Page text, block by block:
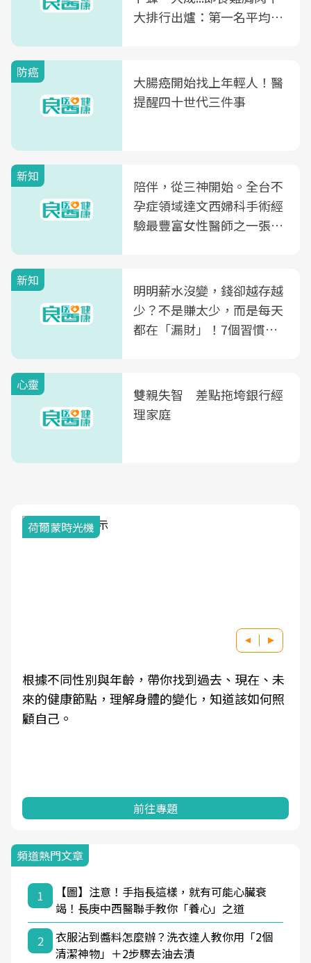
大排行出爐：第一名平均一
防癌
大腸癌開始找上年輕人！醫
提醒四十世代三件事
新知
陪伴，從三神開始。全台不
孕症領域達文西婦科手術經
驗最豐富女性醫師之一張永
光田醫院建構360度女性健
康照護生態圈
新知
明明薪水沒變，錢卻越存越
少？不是賺太少，而是每天
都在「漏財」！7個習慣一
心靈
雙親失智 差點拖垮銀行經
理家庭
荷爾蒙時光機
根據不同性別與年齡，帶你找到過去、現在、未
來的健康節點，理解身體的變化，知道該如何照
顧自己。
前往專題
頻道熱門文章
1
【圖】注意！手指長這樣，就有可能心臟衰
竭！長庚中西醫聯手教你「養心」之道
2
衣服沾到醬料怎麼辦？洗衣達人教你用「2個
清潔神物」＋2步驟去油去漬